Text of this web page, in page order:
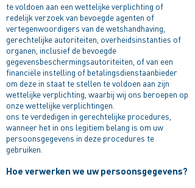
te voldoen aan een wettelijke verplichting of
redelijk verzoek van bevoegde agenten of
vertegenwoordigers van de wetshandhaving,
gerechtelijke autoriteiten, overheidsinstanties of
organen, inclusief de bevoegde
gegevensbeschermingsautoriteiten, of van een
financiële instelling of betalingsdienstaanbieder
om deze in staat te stellen te voldoen aan zijn
wettelijke verplichting, waarbij wij ons beroepen op
onze wettelijke verplichtingen.
ons te verdedigen in gerechtelijke procedures,
wanneer het in ons legitiem belang is om uw
persoonsgegevens in deze procedures te
gebruiken.
Hoe verwerken we uw persoonsgegevens?